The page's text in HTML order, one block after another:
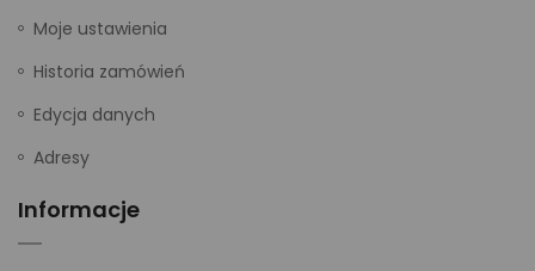
Moje ustawienia
Historia zamówień
Edycja danych
Adresy
Informacje